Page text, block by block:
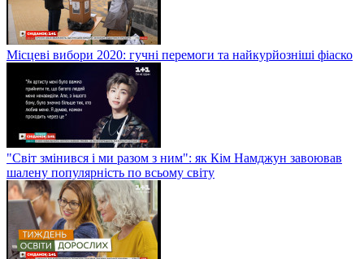
Місцеві вибори 2020: гучні перемоги та найкурйозніші фіаско
"Світ змінився і ми разом з ним": як Кім Намджун завоював
шалену популярність по всьому світу